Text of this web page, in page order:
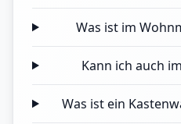
Was ist im
Kann ich auch
Was ist ein